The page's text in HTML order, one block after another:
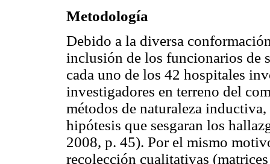
Metodología
Debido a la diversa
inclusión de los funcionarios de
cada uno de los 42 hospitales
investigadores en terreno del
métodos de naturaleza
hipótesis que sesgaran los
2008, p. 45). Por el mismo
recolección cualitativas